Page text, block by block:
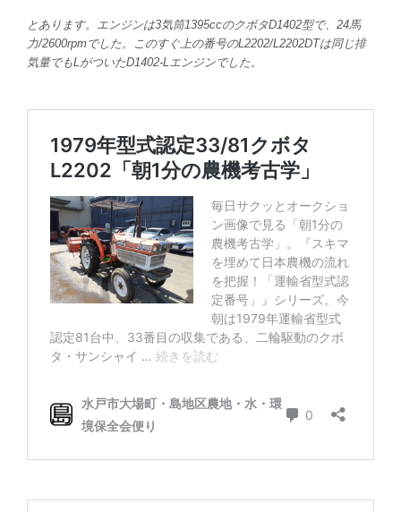
とあります。エンジンは3気筒1395ccのクボタD1402型で、24馬
力/2600rpmでした。このすぐ上の番号のL2202/L2202DTは同じ排
気量でもLがついたD1402-Lエンジンでした。